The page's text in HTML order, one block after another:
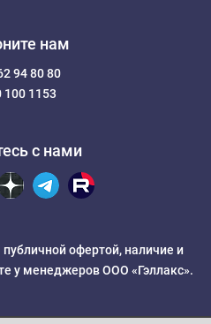
нам
94 80 80
100 1153
с нами
офертой, наличие и
у менеджеров ООО «Гэллакс».